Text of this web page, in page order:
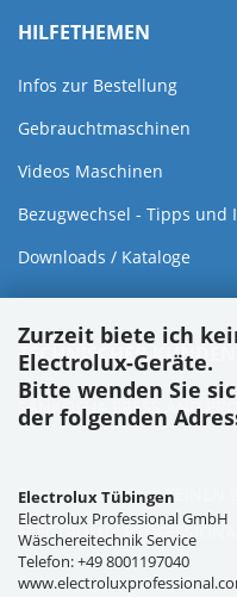
Zurzeit biete ich
Electrolux-Geräte.
Bitte wenden Sie
der folgenden
Electrolux Tübingen
Electrolux Professional GmbH
Wäschereitechnik Service
Telefon: +49 8001197040
HILFETHEMEN
Infos zur Bestellung
Gebrauchtmaschinen
Videos Maschinen
Bezugwechsel - Tipps und
Downloads / Kataloge
TECHNISCHER
SANKOSHA PRESS AND
Zurzeit bieten wir KEINEN
ELECTROLUX